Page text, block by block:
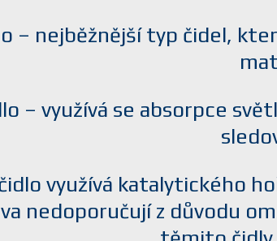
– nejběžnější typ čidel,
– využívá se absorpce
využívá katalytického
nedoporučují z důvodu